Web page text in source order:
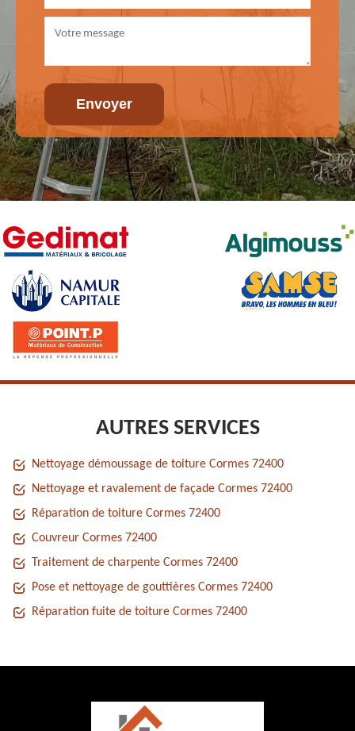
AUTRES SERVICES
Nettoyage démoussage de toiture Cormes 72400
Nettoyage et ravalement de façade Cormes 72400
Réparation de toiture Cormes 72400
Couvreur Cormes 72400
Traitement de charpente Cormes 72400
Pose et nettoyage de gouttières Cormes 72400
Réparation fuite de toiture Cormes 72400